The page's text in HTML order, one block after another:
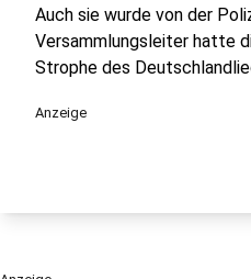
Auch sie wurde von der
Versammlungsleiter hatte
Strophe des
Anzeige